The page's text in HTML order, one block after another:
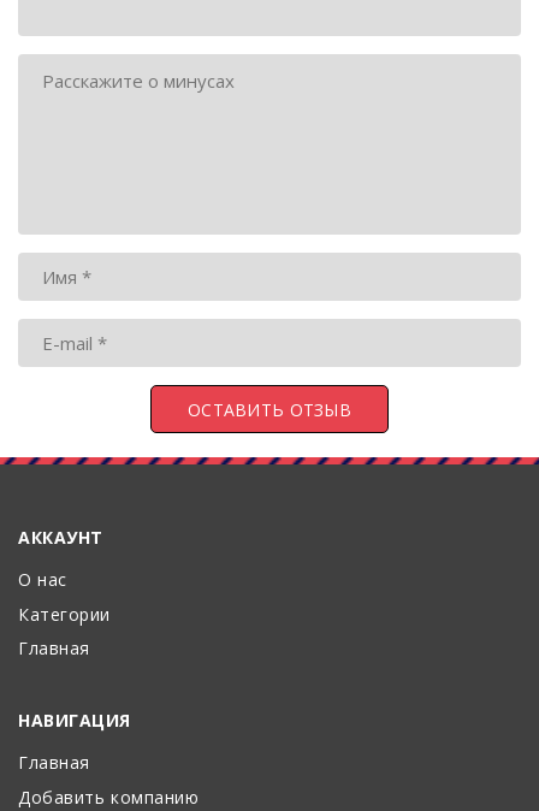
АККАУНТ
О нас
Категории
Главная
НАВИГАЦИЯ
Главная
Добавить компанию